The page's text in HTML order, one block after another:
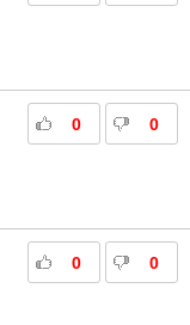
0 0
0 0